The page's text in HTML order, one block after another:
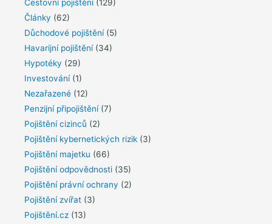
Cestovní pojištění (129)
Články (62)
Důchodové pojištění(5)
Havarijní pojištění(34)
Hypotéky (29)
Investování(1)
Nezařazené (12)
Penzijní připojištění(7)
Pojištění cizinců (2)
Pojištění kybernetických rizik (3)
Pojištění majetku (66)
Pojištění odpovědnosti (35)
Pojištění právní ochrany (2)
Pojištění zvířat (3)
Pojištění.cz (13)